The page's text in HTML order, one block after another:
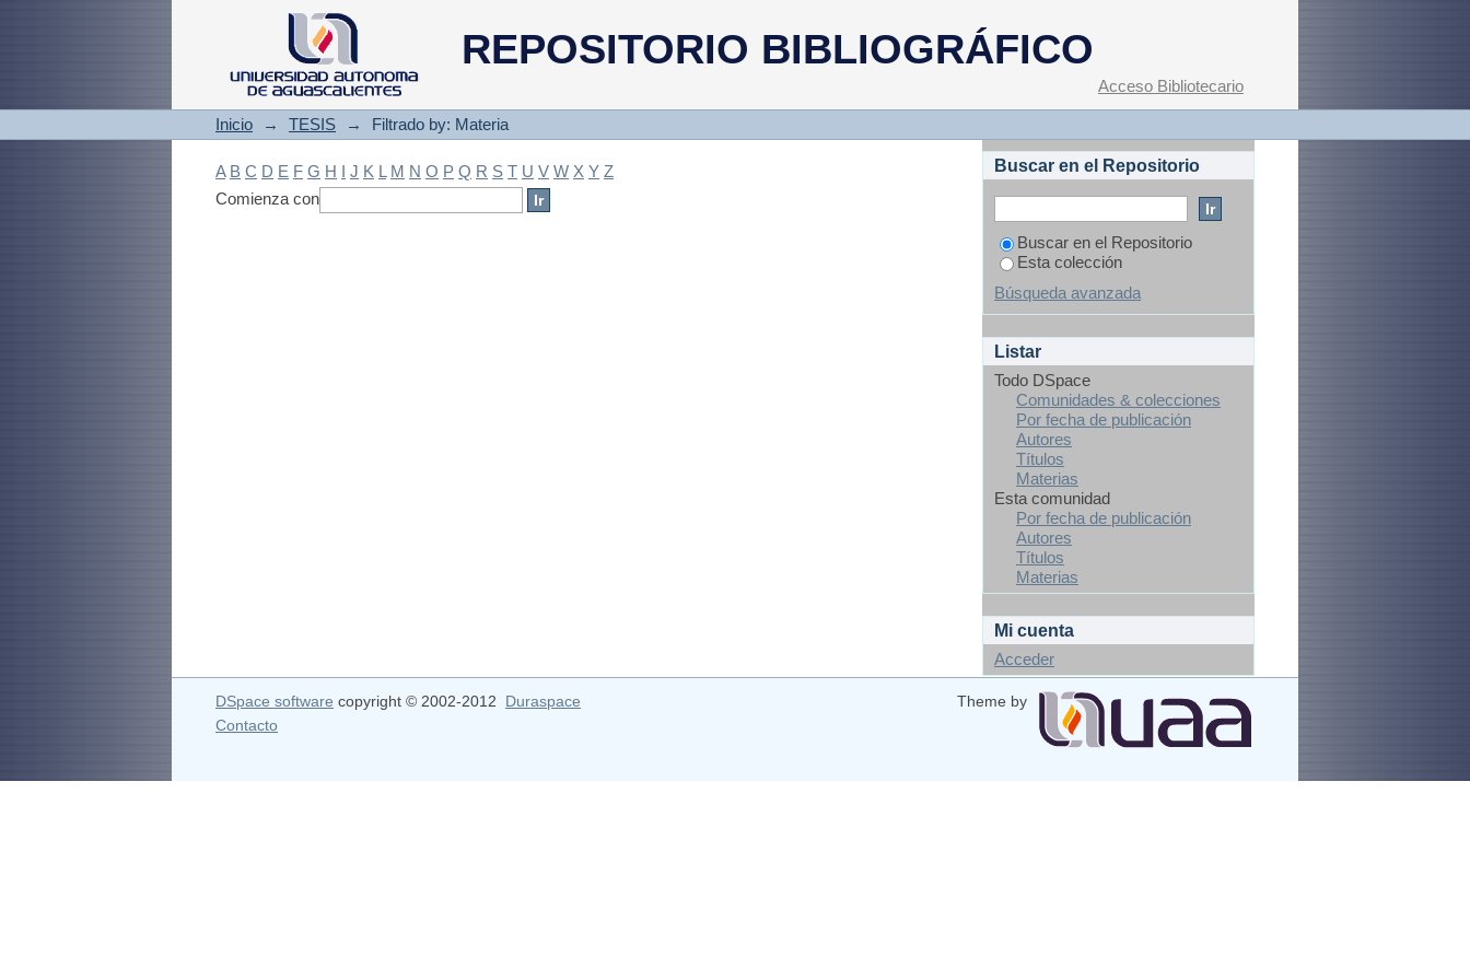
REPOSITORIO BIBLIOGRÁFICO
Filtrado by: Materia
Acceso Bibliotecario
Inicio → TESIS → Filtrado by: Materia
A B C D E F G H I J K L M N O P Q R S T U V W X Y Z
Comienza con
Buscar en el Repositorio
Buscar en el Repositorio
Esta colección
Búsqueda avanzada
Listar
Todo DSpace
Comunidades & colecciones
Por fecha de publicación
Autores
Títulos
Materias
Esta comunidad
Por fecha de publicación
Autores
Títulos
Materias
Mi cuenta
Acceder
DSpace software copyright © 2002-2012 Duraspace
Theme by
Contacto